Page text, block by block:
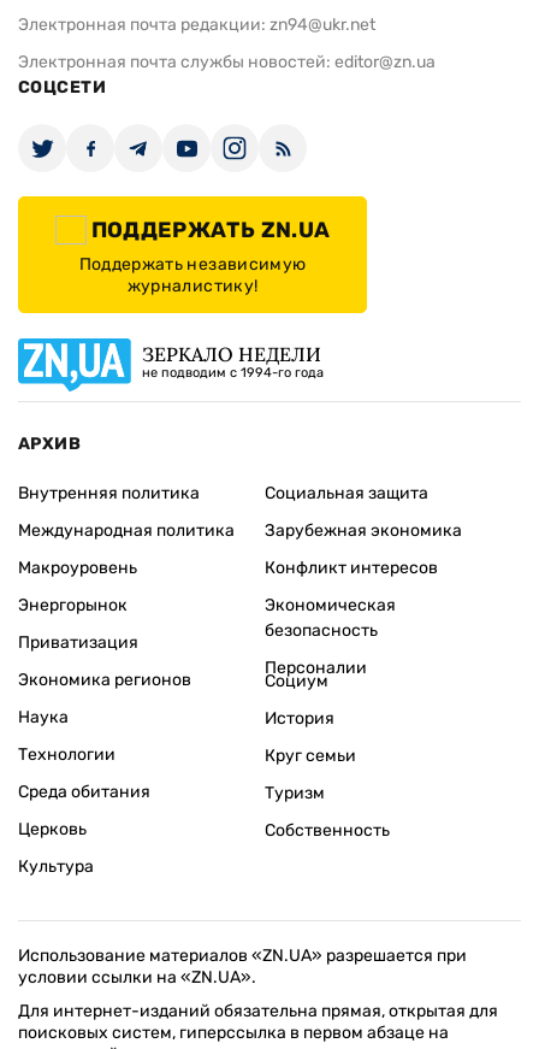
Электронная почта редакции: zn94@ukr.net
Электронная почта службы новостей: editor@zn.ua
СОЦСЕТИ
ПОДДЕРЖАТЬ ZN.UA
Поддержать независимую
журналистику!
ЗЕРКАЛО НЕДЕЛИ
не подводим с 1994-го года
АРХИВ
Внутренняя политика
Международная политика
Макроуровень
Энергорынок
Приватизация
Экономика регионов
Социальная защита
Зарубежная экономика
Конфликт интересов
Экономическая
безопасность
Персоналии
Наука
Технологии
Среда обитания
Церковь
Культура
Социум
История
Круг семьи
Туризм
Собственность
Использование материалов «ZN.UA» разрешается при
условии ссылки на «ZN.UA».
Для интернет-изданий обязательна прямая, открытая для
поисковых систем, гиперссылка в первом абзаце на